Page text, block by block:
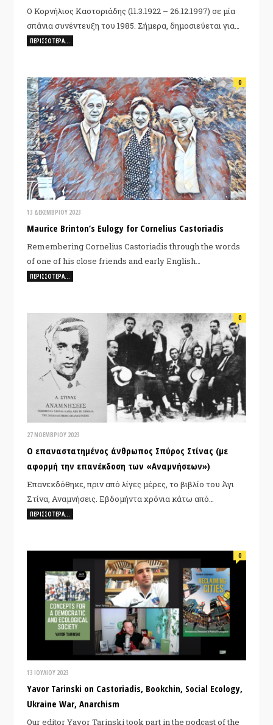
Ο Κορνήλιος Καστοριάδης (11.3.1922 – 26.12.1997) σε μία
σπάνια συνέντευξη του 1985. Σήμερα, δημοσιεύεται για…
ΠΕΡΙΣΣΌΤΕΡΑ…
13 ΔΕΚΕΜΒΡΊΟΥ 2023
0
Maurice Brinton’s Eulogy for Cornelius Castoriadis
Remembering Cornelius Castoriadis through the words
of one of his close friends and early English…
ΠΕΡΙΣΣΌΤΕΡΑ…
27 ΝΟΕΜΒΡΊΟΥ 2023
0
Ο επαναστατημένος άνθρωπος Σπύρος Στίνας (με
αφορμή την επανέκδοση των «Αναμνήσεων»)
Επανεκδόθηκε, πριν από λίγες μέρες, το βιβλίο του Άγι
Στίνα, Αναμνήσεις. Εβδομήντα χρόνια κάτω από…
ΠΕΡΙΣΣΌΤΕΡΑ…
13 ΙΟΥΛΊΟΥ 2023
0
Yavor Tarinski on Castoriadis, Bookchin, Social Ecology,
Ukraine War, Anarchism
Our editor Yavor Tarinski took part in the podcast of the